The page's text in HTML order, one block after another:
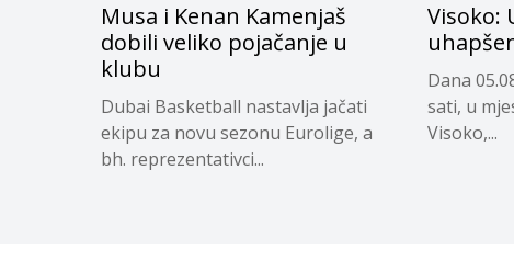
Musa i Kenan Kamenjaš
dobili veliko pojačanje u
klubu
Dubai Basketball nastavlja jačati
ekipu za novu sezonu Eurolige, a
bh. reprezentativci...
Visoko:
Dana
sati, u
Visoko,...